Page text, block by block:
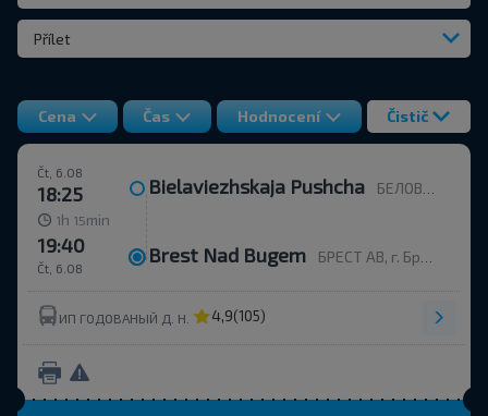
Přílet
Cena Čas Hodnocení Čistič
Čt, 6.08
18:25 Bielaviezhskaja Pushcha БЕЛОВЕЖСКАЯ ПУЩА, Каменюкский с/с Каменецкий р-н БРЕСТСКАЯ ОБЛ. Беларусь
1h 15 min
Čt, 6.08
19:40 Brest Nad Bugem БРЕСТ АВ, г. Брест, ул. Орджоникидзе, 12, Беларусь
ИП ГОДОВАНЫЙ Д. Н. 4,9(105)